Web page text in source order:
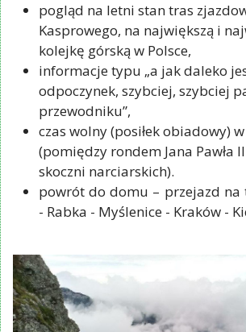
pogląd na letni stan tras
Kasprowego, na największą i
kolejkę górską w Polsce,
informacje typu „a jak daleko
odpoczynek, szybciej, szybciej
przewodniku”,
czas wolny (posiłek obiadowy)
(pomiędzy rondem Jana Pawła
skoczni narciarskich).
powrót do domu – przejazd na
- Rabka - Myślenice - Kraków -